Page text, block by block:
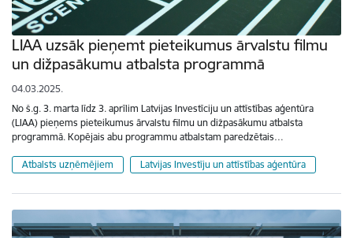
LIAA uzsāk pieņemt pieteikumus ārvalstu filmu
un dižpasākumu atbalsta programmā
04.03.2025.
No š.g. 3. marta līdz 3. aprīlim Latvijas Investīciju un attīstības aģentūra
(LIAA) pieņems pieteikumus ārvalstu filmu un dižpasākumu atbalsta
programmā. Kopējais abu programmu atbalstam paredzētais…
Atbalsts uzņēmējiem Latvijas Investīju un attīstības aģentūra